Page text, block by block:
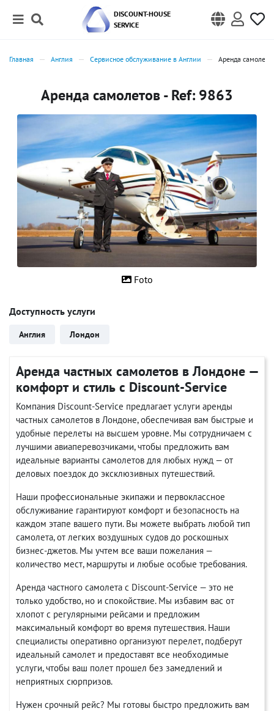
DISCOUNT-HOUSE
SERVICE
Главная Англия Сервисное обслуживание в Англии Аренда
Аренда самолетов - Ref: 9863
Foto
Доступность услуги
Англия Лондон
Аренда частных самолетов в Лондоне —
комфорт и стиль с Discount-Service
Компания Discount-Service предлагает услуги аренды
частных самолетов в Лондоне, обеспечивая вам быстрые и
удобные перелеты на высшем уровне. Мы сотрудничаем с
лучшими авиаперевозчиками, чтобы предложить вам
идеальные варианты самолетов для любых нужд — от
деловых поездок до эксклюзивных путешествий.
Наши профессиональные экипажи и первоклассное
обслуживание гарантируют комфорт и безопасность на
каждом этапе вашего пути. Вы можете выбрать любой тип
самолета, от легких воздушных судов до роскошных
бизнес-джетов. Мы учтем все ваши пожелания —
количество мест, маршруты и любые особые требования.
Аренда частного самолета с Discount-Service — это не
только удобство, но и спокойствие. Мы избавим вас от
хлопот с регулярными рейсами и предложим
максимальный комфорт во время путешествия. Наши
специалисты оперативно организуют перелет, подберут
идеальный самолет и предоставят все необходимые
услуги, чтобы ваш полет прошел без замедлений и
неприятных сюрпризов.
Нужен срочный рейс? Мы готовы быстро предложить вам